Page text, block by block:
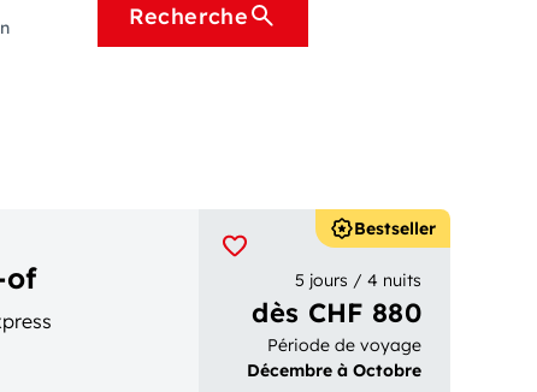
Recherche
Bestseller
of 5 jours / 4 nuits
dès CHF 880
Période de voyage
Décembre à Octobre